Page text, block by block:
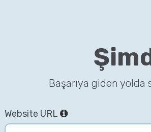
Başarıya giden yolda
Website URL